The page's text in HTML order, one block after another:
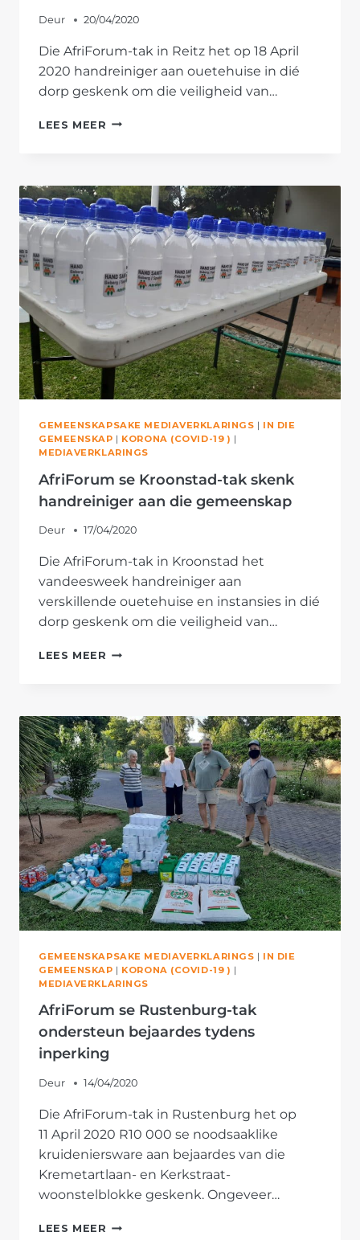
Deur 20/04/2020
Die AfriForum-tak in Reitz het op 18 April
2020 handreiniger aan ouetehuise in dié
dorp geskenk om die veiligheid van…
LEES MEER AFRIFORUM
SKENK
HANDREINIGER
AAN
DIE
GEMEENSKAP
GEMEENSKAPSAKE MEDIAVERKLARINGS | IN DIE
GEMEENSKAP | KORONA (COVID-19 ) |
MEDIAVERKLARINGS
AfriForum se Kroonstad-tak skenk
handreiniger aan die gemeenskap
Deur 17/04/2020
Die AfriForum-tak in Kroonstad het
vandeesweek handreiniger aan
verskillende ouetehuise en instansies in dié
dorp geskenk om die veiligheid van…
LEES MEER AFRIFORUM
SKENK
HANDREINIGER
AAN
DIE
GEMEENSKAP
GEMEENSKAPSAKE MEDIAVERKLARINGS | IN DIE
GEMEENSKAP | KORONA (COVID-19 ) |
MEDIAVERKLARINGS
AfriForum se Rustenburg-tak
ondersteun bejaardes tydens
inperking
Deur 14/04/2020
Die AfriForum-tak in Rustenburg het op
11 April 2020 R10 000 se noodsaaklike
kruideniersware aan bejaardes van die
Kremetartlaan- en Kerkstraat-
woonstelblokke geskenk. Ongeveer…
LEES MEER AFRIFORUM